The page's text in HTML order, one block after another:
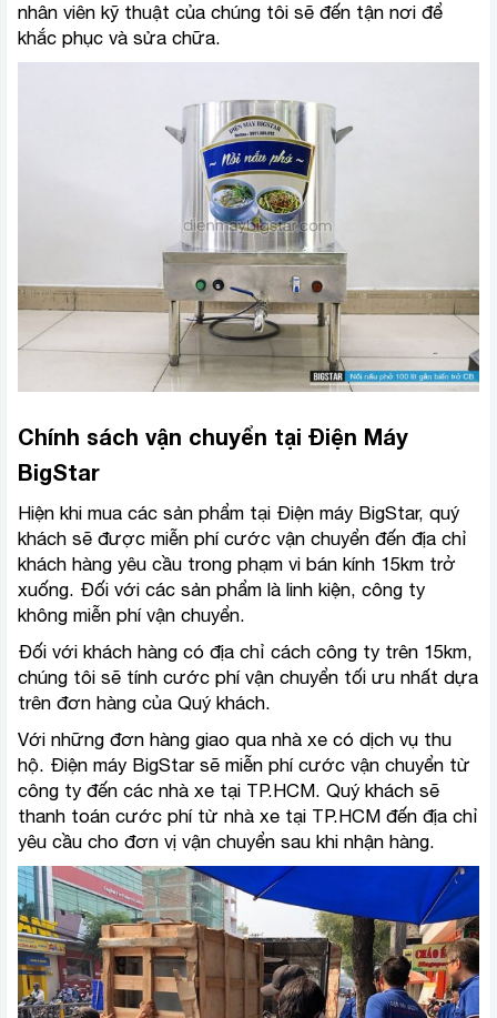
nhân viên kỹ thuật của chúng tôi sẽ đến tận nơi để
khắc phục và sửa chữa.
Chính sách vận chuyển tại Điện Máy
BigStar
Hiện khi mua các sản phẩm tại Điện máy BigStar, quý
khách sẽ được miễn phí cước vận chuyển đến địa chỉ
khách hàng yêu cầu trong phạm vi bán kính 15km trở
xuống. Đối với các sản phẩm là linh kiện, công ty
không miễn phí vận chuyển.
Đối với khách hàng có địa chỉ cách công ty trên 15km,
chúng tôi sẽ tính cước phí vận chuyển tối ưu nhất dựa
trên đơn hàng của Quý khách.
Với những đơn hàng giao qua nhà xe có dịch vụ thu
hộ. Điện máy BigStar sẽ miễn phí cước vận chuyển từ
công ty đến các nhà xe tại TP.HCM. Quý khách sẽ
thanh toán cước phí từ nhà xe tại TP.HCM đến địa chỉ
yêu cầu cho đơn vị vận chuyển sau khi nhận hàng.